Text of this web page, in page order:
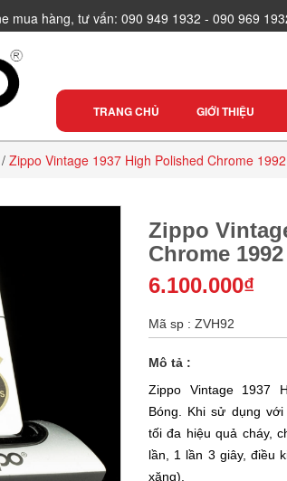
mua hàng, tư vấn: 090 949 1932 - 090 969
TRANG CHỦ GIỚI THIỆU
/ Zippo Vintage 1937 High Polished Chrome
Zippo
Chrome
6.100.000₫
Mã sp : ZVH92
Mô tả :
Zippo Vintage 1937
Bóng. Khi sử dụng
tối đa hiệu quả cháy,
lần, 1 lần 3 giây, điều
xăng).